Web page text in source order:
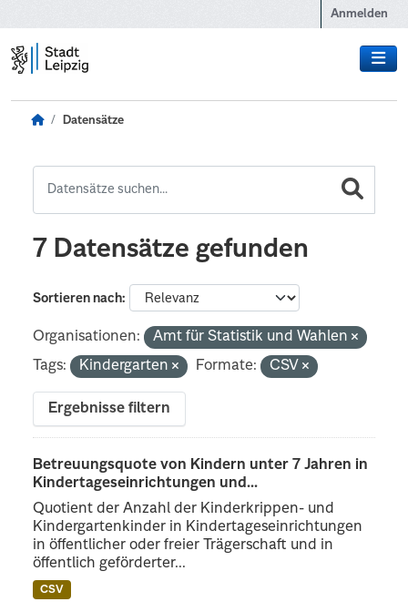
Anmelden
Datensätze
7 Datensätze gefunden
Sortieren nach
Organisationen:
Amt für Statistik und Wahlen
Tags:
Kindergarten Formate: CSV
Ergebnisse filtern
Betreuungsquote von Kindern unter 7 Jahren in
Kindertageseinrichtungen und...
Quotient der Anzahl der Kinderkrippen- und
Kindergartenkinder in Kindertageseinrichtungen
in öffentlicher oder freier Trägerschaft und in
öffentlich geförderter...
CSV